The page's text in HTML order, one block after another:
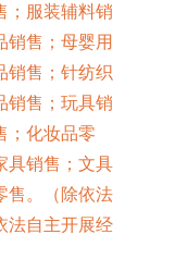
；服装辅料销
销售；母婴用
销售；针纺织
销售；玩具销
；化妆品零
具销售；文具
售。（除依法
法自主开展经